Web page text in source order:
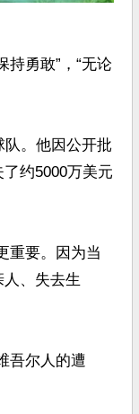
勇敢”，“无论
队。他因公开批
约5000万美元
重要。因为当
、失去生
吾尔人的遭